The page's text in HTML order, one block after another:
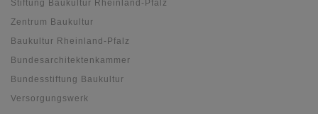
Stiftung Baukultur Rheinland-Pfalz
Zentrum Baukultur
Baukultur Rheinland-Pfalz
Bundesarchitektenkammer
Bundesstiftung Baukultur
Versorgungswerk